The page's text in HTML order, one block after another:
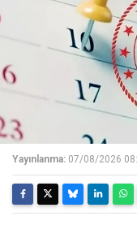
Yayınlanma: 07/08/2026